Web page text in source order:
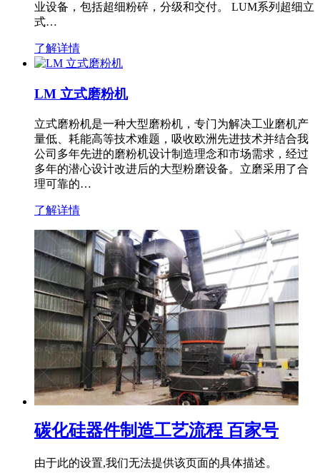
业设备，包括超细粉碎，分级和交付。 LUM系列超细立
式…
了解详情
LM 立式磨粉机
立式磨粉机是一种大型磨粉机，专门为解决工业磨机产
量低、耗能高等技术难题，吸收欧洲先进技术并结合我
公司多年先进的磨粉机设计制造理念和市场需求，经过
多年的潜心设计改进后的大型粉磨设备。立磨采用了合
理可靠的…
了解详情
碳化硅器件制造工艺流程 百家号
由于此的设置,我们无法提供该页面的具体描述。